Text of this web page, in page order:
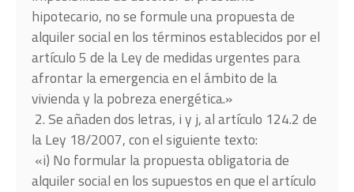
hipotecario, no se formule una propuesta de
alquiler social en los términos establecidos por el
artículo 5 de la Ley de medidas urgentes para
afrontar la emergencia en el ámbito de la
vivienda y la pobreza energética.»
2. Se añaden dos letras, i y j, al artículo 124.2 de
la Ley 18/2007, con el siguiente texto:
«i) No formular la propuesta obligatoria de
alquiler social en los supuestos en que el artículo